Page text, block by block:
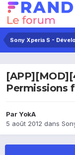
Sony Xperia S -
Permissions
ParYokA
5 août 2012 dans